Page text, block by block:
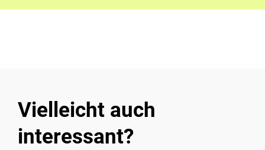
Vielleicht auch
interessant?